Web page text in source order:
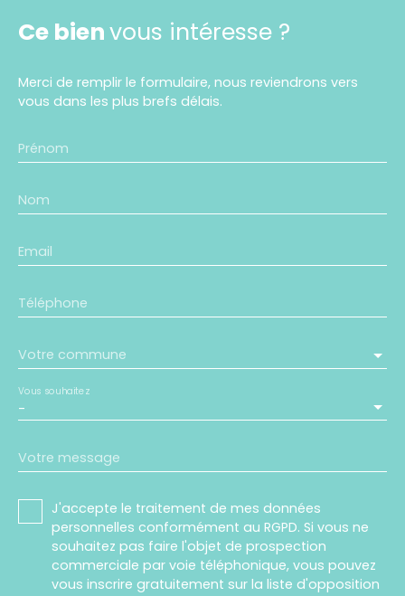
Ce bienvous intéresse ?
Merci de remplir le formulaire, nous reviendrons vers
vous dans les plus brefs délais.
Prénom
Nom
Email
Téléphone
Votre commune
-
Vous souhaitez
Votre message
J'accepte le traitement de mes données
personnelles conformément au RGPD. Si vous ne
souhaitez pas faire l'objet de prospection
commerciale par voie téléphonique, vous pouvez
vous inscrire gratuitement sur la liste d'opposition